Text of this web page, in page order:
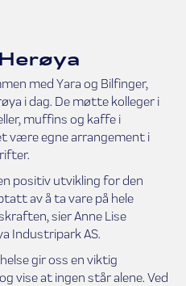
med Yara og Bilfinger,
i dag. De møtte kolleger i
muffins og kaffe i
være egne arrangement i
positiv utvikling for den
av å ta vare på hele
sier Anne Lise
Industripark AS.
gir oss en viktig
vise at ingen står alene. Ved